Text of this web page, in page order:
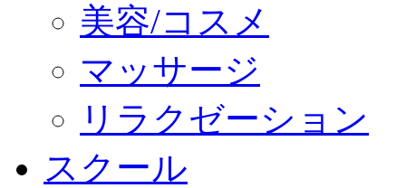
美容/コスメ
マッサージ
リラクゼーション
スクール